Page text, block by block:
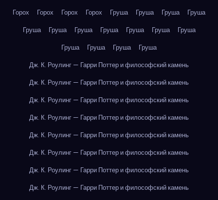
Горох
Горох Горох Горох Груша Груша Груша
Груша
Груша
Груша Груша Груша Груша Груша
Груша
Груша
Груша Груша
Груша
Дж. К. Роулинг — Гарри Поттер и философский камень
Дж. К. Роулинг — Гарри Поттер и философский камень
Дж. К. Роулинг — Гарри Поттер и философский камень
Дж. К. Роулинг — Гарри Поттер и философский камень
Дж. К. Роулинг — Гарри Поттер и философский камень
Дж. К. Роулинг — Гарри Поттер и философский камень
Дж. К. Роулинг — Гарри Поттер и философский камень
Дж. К. Роулинг — Гарри Поттер и философский камень